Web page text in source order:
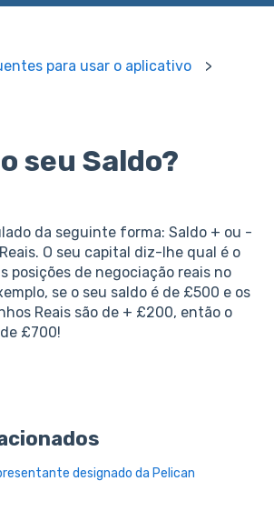
para usar o aplicativo
seu Saldo?
da seguinte forma: Saldo + ou -
O seu capital diz-lhe qual é o
posições de negociação reais no
se o seu saldo é de £500 e os
Reais são de + £200, então o
£700!
designado da Pelican